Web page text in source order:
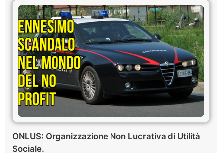
ONLUS: Organizzazione Non Lucrativa di Utilità
Sociale.